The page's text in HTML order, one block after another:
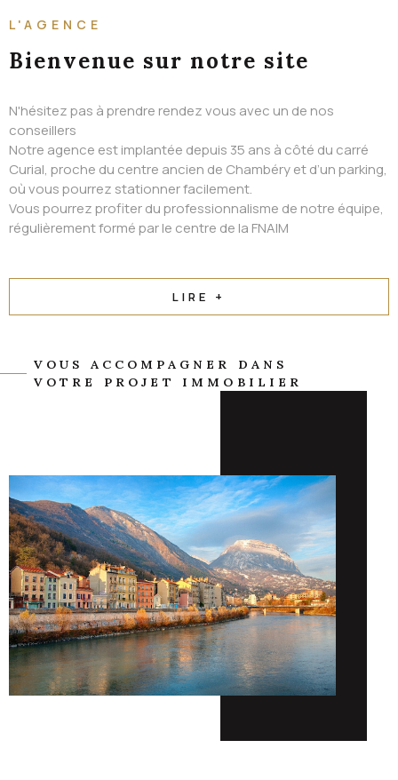
L'AGENCE
Bienvenue sur notre site
N'hésitez pas à prendre rendez vous avec un de nos
conseillers
Notre agence est implantée depuis 35 ans à côté du carré
Curial, proche du centre ancien de Chambéry et d’un parking,
où vous pourrez stationner facilement.
Vous pourrez profiter du professionnalisme de notre équipe,
régulièrement formé par le centre de la FNAIM
LIRE +
VOUS ACCOMPAGNER DANS
VOTRE PROJET IMMOBILIER